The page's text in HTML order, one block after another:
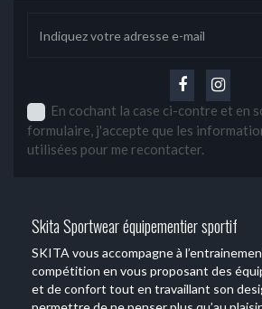
En cochant la case ci-contre et en
formulaire, j'accepte que les
utilisées pour me recontacter.
Skita Sportwear équipementier sportif
SKITA vous accompagne à
compétition en vous proposant des
et de confort tout en travaillant son